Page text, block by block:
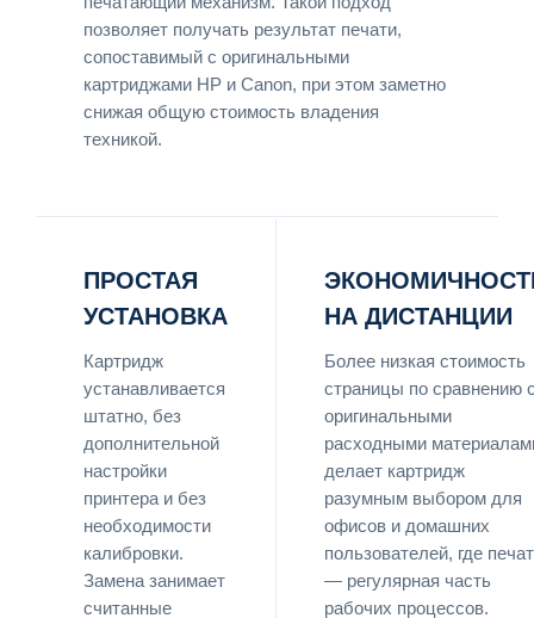
позволяет получать результат печати,
сопоставимый с оригинальными
картриджами HP и Canon, при этом заметно
снижая общую стоимость владения
техникой.
ПРОСТАЯ
УСТАНОВКА
Картридж
устанавливается
штатно, без
дополнительной
настройки
принтера и без
необходимости
калибровки.
Замена занимает
считанные
НА ДИСТАНЦИИ
Более низкая стоимость
страницы по сравнению
оригинальными
расходными
делает картридж
разумным выбором для
офисов и домашних
пользователей, где
— регулярная часть
рабочих процессов.